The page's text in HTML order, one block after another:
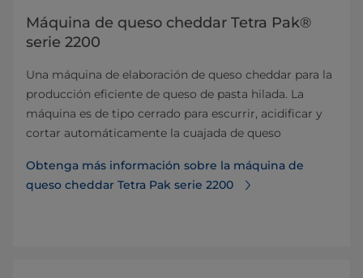
Máquina de queso cheddar Tetra Pak®
serie 2200
Una máquina de elaboración de queso cheddar para la
producción eficiente de queso de pasta hilada. La
máquina es de tipo cerrado para escurrir, acidificar y
cortar automáticamente la cuajada de queso
Obtenga más información sobre la máquina de
queso cheddar Tetra Pak serie 2200